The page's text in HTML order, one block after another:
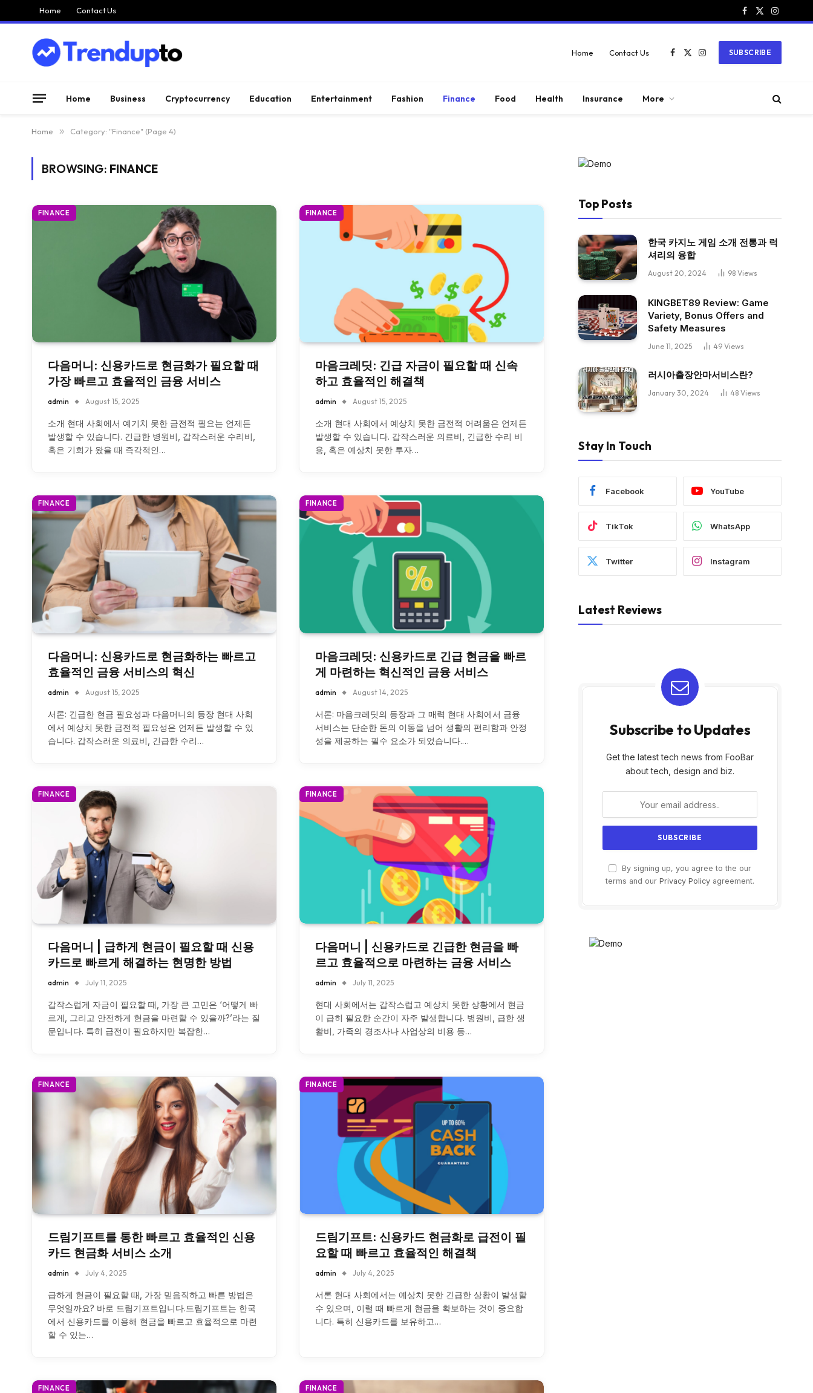
Home Contact Us
Facebook
X
Instagram
Home Contact Us
Facebook
X
Instagram
SUBSCRIBE
Home Business Cryptocurrency Education Entertainment Fashion Finance Food Health Insurance More
Home » Category: "Finance" (Page 4)
BROWSING: FINANCE
FINANCE
다음머니: 신용카드로 현금화가 필요할 때
가장 빠르고 효율적인 금융 서비스
admin August 15, 2025
소개 현대 사회에서 예기치 못한 금전적 필요는 언제든
발생할 수 있습니다. 긴급한 병원비, 갑작스러운 수리비,
혹은 기회가 왔을 때 즉각적인…
FINANCE
마음크레딧: 긴급 자금이 필요할 때 신속
하고 효율적인 해결책
admin August 15, 2025
소개 현대 사회에서 예상치 못한 금전적 어려움은 언제든
발생할 수 있습니다. 갑작스러운 의료비, 긴급한 수리 비
용, 혹은 예상치 못한 투자…
FINANCE
다음머니: 신용카드로 현금화하는 빠르고
효율적인 금융 서비스의 혁신
admin August 15, 2025
서론: 긴급한 현금 필요성과 다음머니의 등장 현대 사회
에서 예상치 못한 금전적 필요성은 언제든 발생할 수 있
습니다. 갑작스러운 의료비, 긴급한 수리…
FINANCE
마음크레딧: 신용카드로 긴급 현금을 빠르
게 마련하는 혁신적인 금융 서비스
admin August 14, 2025
서론: 마음크레딧의 등장과 그 매력 현대 사회에서 금융
서비스는 단순한 돈의 이동을 넘어 생활의 편리함과 안정
성을 제공하는 필수 요소가 되었습니다.…
FINANCE
다음머니 | 급하게 현금이 필요할 때 신용
카드로 빠르게 해결하는 현명한 방법
admin July 11, 2025
갑작스럽게 자금이 필요할 때, 가장 큰 고민은 ‘어떻게 빠
르게, 그리고 안전하게 현금을 마련할 수 있을까?’라는 질
문입니다. 특히 급전이 필요하지만 복잡한…
FINANCE
다음머니 | 신용카드로 긴급한 현금을 빠
르고 효율적으로 마련하는 금융 서비스
admin July 11, 2025
현대 사회에서는 갑작스럽고 예상치 못한 상황에서 현금
이 급히 필요한 순간이 자주 발생합니다. 병원비, 급한 생
활비, 가족의 경조사나 사업상의 비용 등…
FINANCE
드림기프트를 통한 빠르고 효율적인 신용
카드 현금화 서비스 소개
admin July 4, 2025
급하게 현금이 필요할 때, 가장 믿음직하고 빠른 방법은
무엇일까요? 바로 드림기프트입니다.드림기프트는 한국
에서 신용카드를 이용해 현금을 빠르고 효율적으로 마련
할 수 있는…
FINANCE
드림기프트: 신용카드 현금화로 급전이 필
요할 때 빠르고 효율적인 해결책
admin July 4, 2025
서론 현대 사회에서는 예상치 못한 긴급한 상황이 발생할
수 있으며, 이럴 때 빠르게 현금을 확보하는 것이 중요합
니다. 특히 신용카드를 보유하고…
FINANCE FINANCE
Top Posts
한국 카지노 게임 소개 전통과 럭
셔리의 융합
August 20, 2024 98 Views
KINGBET89 Review: Game
Variety, Bonus Offers and
Safety Measures
June 11, 2025 49 Views
러시아출장안마서비스란?
January 30, 2024 48 Views
Stay In Touch
Facebook YouTube
TikTok WhatsApp
Twitter Instagram
Latest Reviews
Subscribe to Updates
Get the latest tech news from FooBar
about tech, design and biz.
By signing up, you agree to the our
terms and our Privacy Policy agreement.